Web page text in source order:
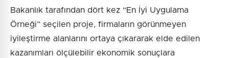
Bakanlık tarafından dört kez “En İyi Uygulama
Örneği” seçilen proje, firmaların görünmeyen
iyileştirme alanlarını ortaya çıkararak elde edilen
kazanımları ölçülebilir ekonomik sonuçlara